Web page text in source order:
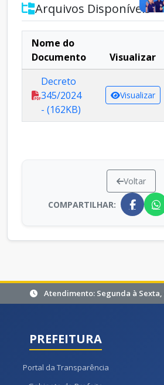
Arquivos Disponíveis
Nome do
Documento
Visualizar
Decreto
345/2024
- (162KB)
Visualizar
Voltar
COMPARTILHAR:
Atendimento: Segunda à Sexta,
PREFEITURA
Portal da Transparência